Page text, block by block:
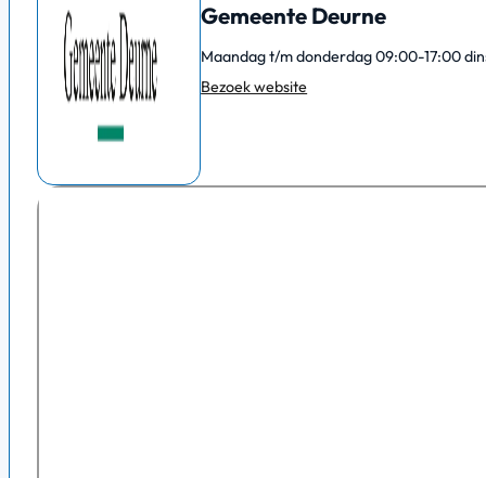
Gemeente Deurne
Maandag t/m donderdag 09:00-17:00
Bezoek website